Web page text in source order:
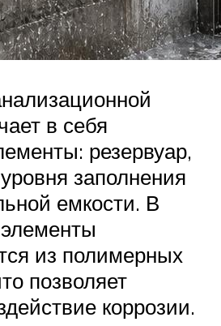
в себя
резервуар,
заполнения
емкости. В
из полимерных
позволяет
коррозии.